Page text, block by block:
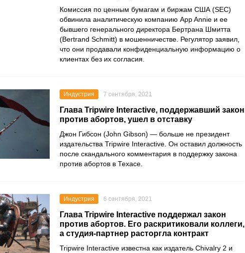
Комиссия по ценным бумагам и биржам США (SEC)
обвинила аналитическую компанию App Annie и ее
бывшего генерального директора Бертрана Шмитта
(Bertrand Schmitt) в мошенничестве. Регулятор заявил,
что они продавали конфиденциальную информацию о
клиентах без их согласия.
Индустрия 7 сентября, 2021
Глава Tripwire Interactive, поддержавший закон
против абортов, ушел в отставку
Джон Гибсон (John Gibson) — больше не президент
издательства Tripwire Interactive . Он оставил должность
после скандального комментария в поддержку закона
против абортов в Техасе.
Индустрия 6 сентября, 2021
Глава Tripwire Interactive поддержал закон
против абортов. Его раскритиковали коллеги,
а студия-партнер расторгла контракт
Tripwire Interactive известна как издатель Chivalry 2 и